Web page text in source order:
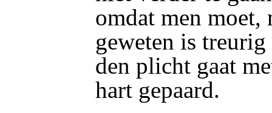
omdat men moet,
geweten is
den plicht gaat
hart gepaard.